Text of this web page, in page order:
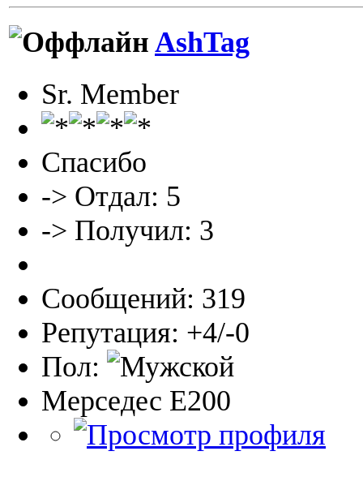
AshTag
Sr. Member
Спасибо
-> Отдал: 5
-> Получил: 3
Сообщений: 319
Репутация: +4/-0
Пол:
Мерседес Е200